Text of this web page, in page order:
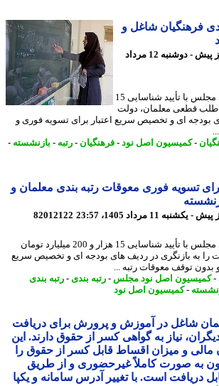
شاغل و
4 روز پیش - دوشنبه 12 مرداد
رییس کمیسیون اصل نود مجلس با تأیید شناسایی 15
طلب قطعی معلمان، دولت
ای و تخصیص سریع اعتبار برای تسویه فوری و
-کمیسیون اصل نود -فرهنگیان-رتبه -بازنشسته-
فوری معوقات رتبه بندی معلمان و
82012122
رییس کمیسیون اصل نود مجلس با تأیید شناسایی 15 هزار و 200 میلیارد تومان
بازنگری در ردیف های بودجه ای و تخصیص سریع
توقف معوقات رتبه ...
اصل نود مجلس-رتبه بندی -رتبه بندی
-کمیسیون اصل نود
شاغل در آموزش و پرورش برای دریافت
نیاز به گواهی کسر از حقوق دارند. این
و میزان اقساط قابل کسر از حقوق را
صورت کاملاً غیرحضوری و از طریق